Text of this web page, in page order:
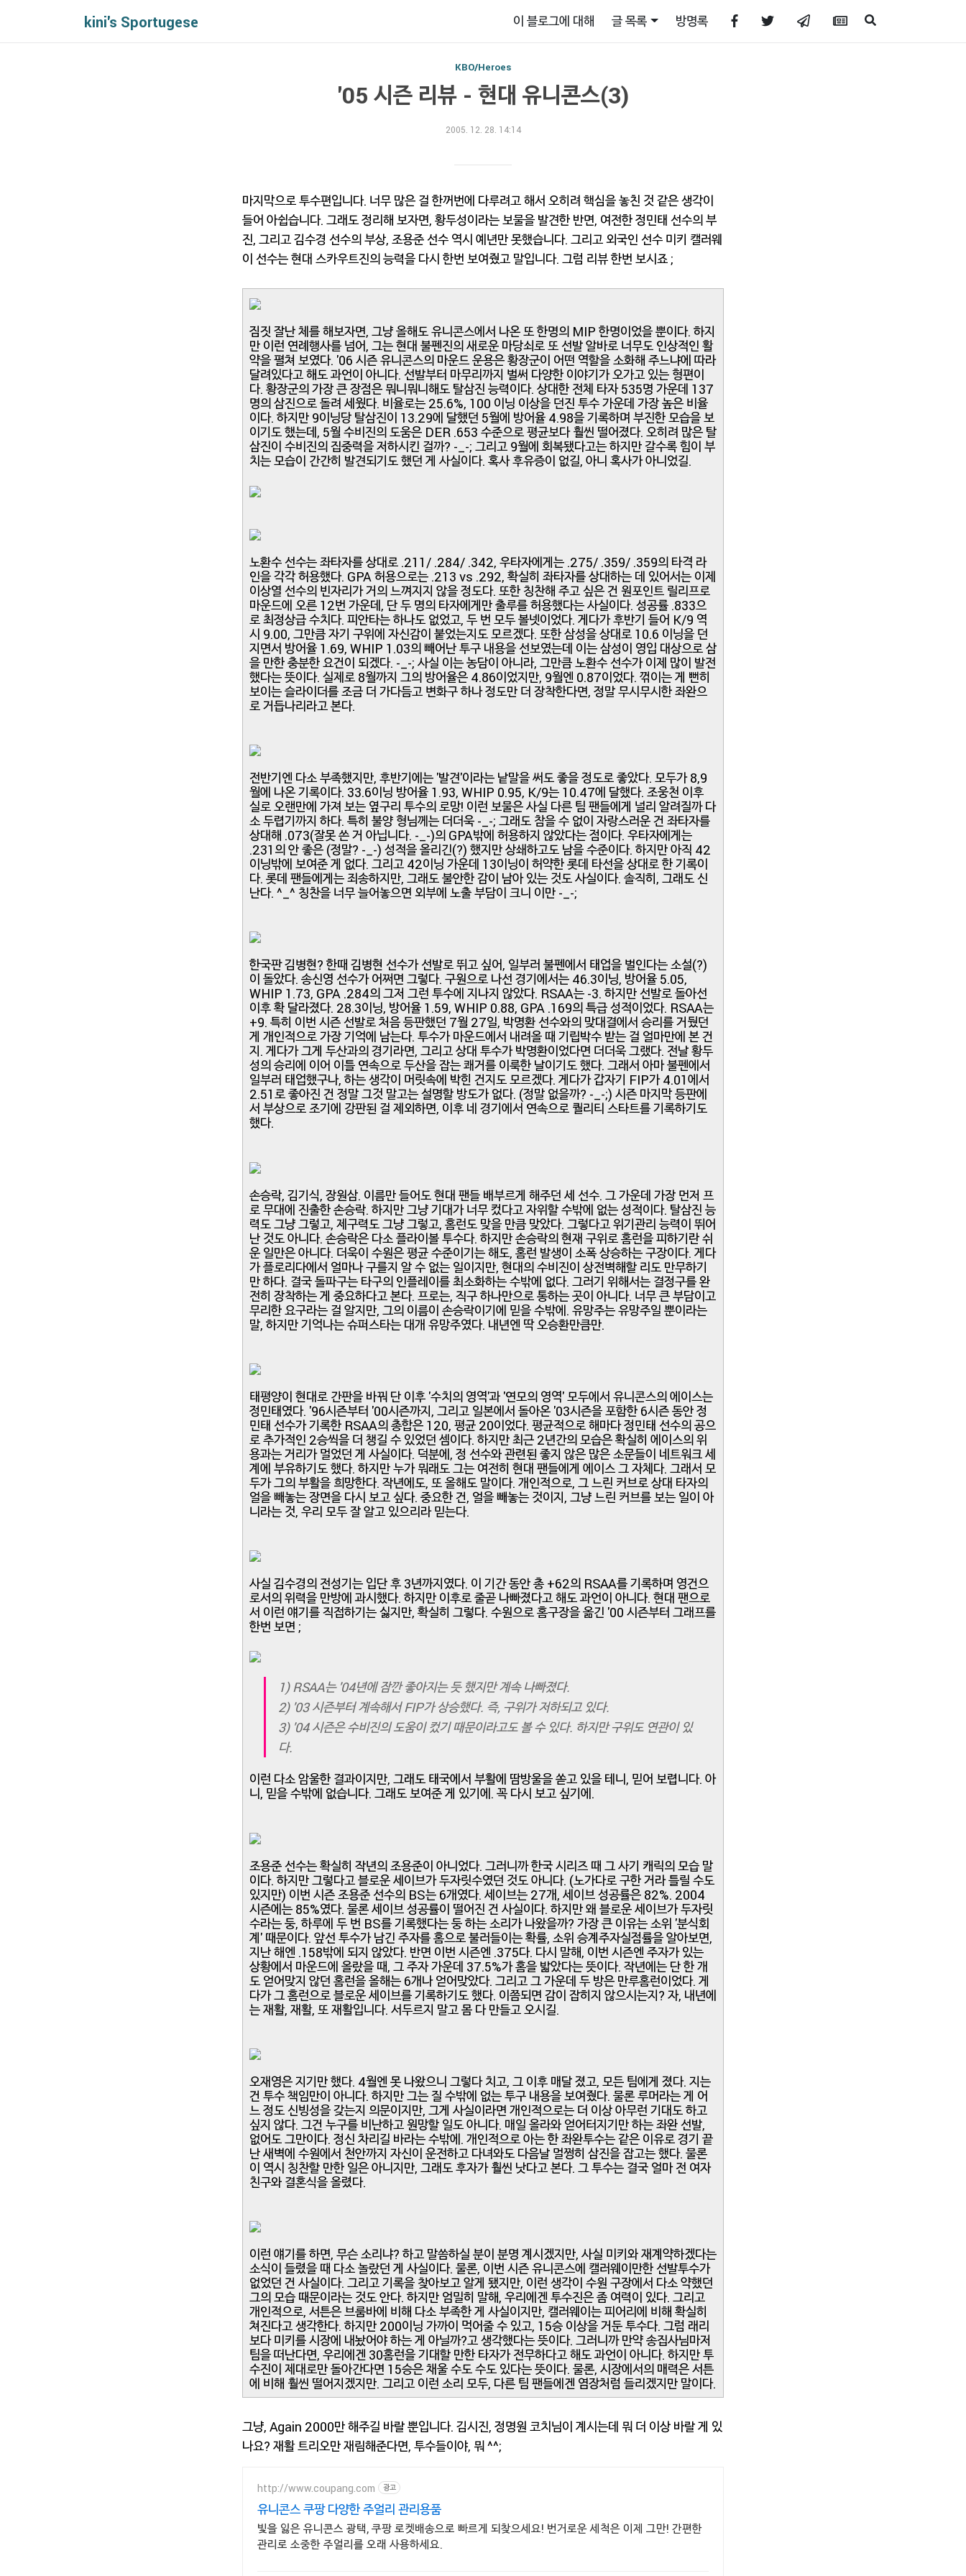
kini's Sportugese 이 블로그에 대해 글 목록 방명록
KBO/Heroes
'05 시즌 리뷰 - 현대 유니콘스(3)
2005. 12. 28. 14:14
마지막으로 투수편입니다. 너무 많은 걸 한꺼번에 다루려고 해서 오히려 핵심을 놓친 것 같은 생각이
들어 아쉽습니다. 그래도 정리해 보자면, 황두성이라는 보물을 발견한 반면, 여전한 정민태 선수의 부
진, 그리고 김수경 선수의 부상, 조용준 선수 역시 예년만 못했습니다. 그리고 외국인 선수 미키 캘러웨
이 선수는 현대 스카우트진의 능력을 다시 한번 보여줬고 말입니다. 그럼 리뷰 한번 보시죠 ;
짐짓 잘난 체를 해보자면, 그냥 올해도 유니콘스에서 나온 또 한명의 MIP 한명이었을 뿐이다. 하지
만 이런 연례행사를 넘어, 그는 현대 불펜진의 새로운 마당쇠로 또 선발 알바로 너무도 인상적인 활
약을 펼쳐 보였다. '06 시즌 유니콘스의 마운드 운용은 황장군이 어떤 역할을 소화해 주느냐에 따라
달려있다고 해도 과언이 아니다. 선발부터 마무리까지 벌써 다양한 이야기가 오가고 있는 형편이
다. 황장군의 가장 큰 장점은 뭐니뭐니해도 탈삼진 능력이다. 상대한 전체 타자 535명 가운데 137
명의 삼진으로 돌려 세웠다. 비율로는 25.6%, 100 이닝 이상을 던진 투수 가운데 가장 높은 비율
이다. 하지만 9이닝당 탈삼진이 13.29에 달했던 5월에 방어율 4.98을 기록하며 부진한 모습을 보
이기도 했는데, 5월 수비진의 도움은 DER .653 수준으로 평균보다 훨씬 떨어졌다. 오히려 많은 탈
삼진이 수비진의 집중력을 저하시킨 걸까? -_-; 그리고 9월에 회복됐다고는 하지만 갈수록 힘이 부
치는 모습이 간간히 발견되기도 했던 게 사실이다. 혹사 후유증이 없길, 아니 혹사가 아니었길.
노환수 선수는 좌타자를 상대로 .211/ .284/ .342, 우타자에게는 .275/ .359/ .359의 타격 라
인을 각각 허용했다. GPA 허용으로는 .213 vs .292, 확실히 좌타자를 상대하는 데 있어서는 이제
이상열 선수의 빈자리가 거의 느껴지지 않을 정도다. 또한 칭찬해 주고 싶은 건 원포인트 릴리프로
마운드에 오른 12번 가운데, 단 두 명의 타자에게만 출루를 허용했다는 사실이다. 성공률 .833으
로 최정상급 수치다. 피안타는 하나도 없었고, 두 번 모두 볼넷이었다. 게다가 후반기 들어 K/9 역
시 9.00, 그만큼 자기 구위에 자신감이 붙었는지도 모르겠다. 또한 삼성을 상대로 10.6 이닝을 던
지면서 방어율 1.69, WHIP 1.03의 빼어난 투구 내용을 선보였는데 이는 삼성이 영입 대상으로 삼
을 만한 충분한 요건이 되겠다. -_-; 사실 이는 농담이 아니라, 그만큼 노환수 선수가 이제 많이 발전
했다는 뜻이다. 실제로 8월까지 그의 방어율은 4.86이었지만, 9월엔 0.87이었다. 꺾이는 게 뻔히
보이는 슬라이더를 조금 더 가다듬고 변화구 하나 정도만 더 장착한다면, 정말 무시무시한 좌완으
로 거듭나리라고 본다.
전반기엔 다소 부족했지만, 후반기에는 '발견'이라는 낱말을 써도 좋을 정도로 좋았다. 모두가 8,9
월에 나온 기록이다. 33.6이닝 방어율 1.93, WHIP 0.95, K/9는 10.47에 달했다. 조웅천 이후
실로 오랜만에 가져 보는 옆구리 투수의 로망! 이런 보물은 사실 다른 팀 팬들에게 널리 알려질까 다
소 두렵기까지 하다. 특히 불양 형님께는 더더욱 -_-; 그래도 참을 수 없이 자랑스러운 건 좌타자를
상대해 .073(잘못 쓴 거 아닙니다. -_-)의 GPA밖에 허용하지 않았다는 점이다. 우타자에게는
.231의 안 좋은 (정말? -_-) 성적을 올리긴(?) 했지만 상쇄하고도 남을 수준이다. 하지만 아직 42
이닝밖에 보여준 게 없다. 그리고 42이닝 가운데 13이닝이 허약한 롯데 타선을 상대로 한 기록이
다. 롯데 팬들에게는 죄송하지만, 그래도 불안한 감이 남아 있는 것도 사실이다. 솔직히, 그래도 신
난다. ^_^ 칭찬을 너무 늘어놓으면 외부에 노출 부담이 크니 이만 -_-;
한국판 김병현? 한때 김병현 선수가 선발로 뛰고 싶어, 일부러 불펜에서 태업을 벌인다는 소설(?)
이 돌았다. 송신영 선수가 어쩌면 그렇다. 구원으로 나선 경기에서는 46.3이닝, 방어율 5.05,
WHIP 1.73, GPA .284의 그저 그런 투수에 지나지 않았다. RSAA는 -3. 하지만 선발로 돌아선
이후 확 달라졌다. 28.3이닝, 방어율 1.59, WHIP 0.88, GPA .169의 특급 성적이었다. RSAA는
+9. 특히 이번 시즌 선발로 처음 등판했던 7월 27일, 박명환 선수와의 맞대결에서 승리를 거뒀던
게 개인적으로 가장 기억에 남는다. 투수가 마운드에서 내려올 때 기립박수 받는 걸 얼마만에 본 건
지. 게다가 그게 두산과의 경기라면, 그리고 상대 투수가 박명환이었다면 더더욱 그랬다. 전날 황두
성의 승리에 이어 이틀 연속으로 두산을 잡는 쾌거를 이룩한 날이기도 했다. 그래서 아마 불펜에서
일부러 태업했구나, 하는 생각이 머릿속에 박힌 건지도 모르겠다. 게다가 갑자기 FIP가 4.01에서
2.51로 좋아진 건 정말 그것 말고는 설명할 방도가 없다. (정말 없을까? -_-;) 시즌 마지막 등판에
서 부상으로 조기에 강판된 걸 제외하면, 이후 네 경기에서 연속으로 퀄리티 스타트를 기록하기도
했다.
손승락, 김기식, 장원삼. 이름만 들어도 현대 팬들 배부르게 해주던 세 선수. 그 가운데 가장 먼저 프
로 무대에 진출한 손승락. 하지만 그냥 기대가 너무 컸다고 자위할 수밖에 없는 성적이다. 탈삼진 능
력도 그냥 그렇고, 제구력도 그냥 그렇고, 홈런도 맞을 만큼 맞았다. 그렇다고 위기관리 능력이 뛰어
난 것도 아니다. 손승락은 다소 플라이볼 투수다. 하지만 손승락의 현재 구위로 홈런을 피하기란 쉬
운 일만은 아니다. 더욱이 수원은 평균 수준이기는 해도, 홈런 발생이 소폭 상승하는 구장이다. 게다
가 플로리다에서 얼마나 구를지 알 수 없는 일이지만, 현대의 수비진이 상전벽해할 리도 만무하기
만 하다. 결국 돌파구는 타구의 인플레이를 최소화하는 수밖에 없다. 그러기 위해서는 결정구를 완
전히 장착하는 게 중요하다고 본다. 프로는, 직구 하나만으로 통하는 곳이 아니다. 너무 큰 부담이고
무리한 요구라는 걸 알지만, 그의 이름이 손승락이기에 믿을 수밖에. 유망주는 유망주일 뿐이라는
말, 하지만 기억나는 슈퍼스타는 대개 유망주였다. 내년엔 딱 오승환만큼만.
태평양이 현대로 간판을 바꿔 단 이후 '수치의 영역'과 '연모의 영역' 모두에서 유니콘스의 에이스는
정민태였다. '96시즌부터 '00시즌까지, 그리고 일본에서 돌아온 '03시즌을 포함한 6시즌 동안 정
민태 선수가 기록한 RSAA의 총합은 120, 평균 20이었다. 평균적으로 해마다 정민태 선수의 공으
로 추가적인 2승씩을 더 챙길 수 있었던 셈이다. 하지만 최근 2년간의 모습은 확실히 에이스의 위
용과는 거리가 멀었던 게 사실이다. 덕분에, 정 선수와 관련된 좋지 않은 많은 소문들이 네트워크 세
계에 부유하기도 했다. 하지만 누가 뭐래도 그는 여전히 현대 팬들에게 에이스 그 자체다. 그래서 모
두가 그의 부활을 희망한다. 작년에도, 또 올해도 말이다. 개인적으로, 그 느린 커브로 상대 타자의
얼을 빼놓는 장면을 다시 보고 싶다. 중요한 건, 얼을 빼놓는 것이지, 그냥 느린 커브를 보는 일이 아
니라는 것, 우리 모두 잘 알고 있으리라 믿는다.
사실 김수경의 전성기는 입단 후 3년까지였다. 이 기간 동안 총 +62의 RSAA를 기록하며 영건으
로서의 위력을 만방에 과시했다. 하지만 이후로 줄곧 나빠졌다고 해도 과언이 아니다. 현대 팬으로
서 이런 얘기를 직접하기는 싫지만, 확실히 그렇다. 수원으로 홈구장을 옮긴 '00 시즌부터 그래프를
한번 보면 ;
1) RSAA는 '04년에 잠깐 좋아지는 듯 했지만 계속 나빠졌다.
2) '03 시즌부터 계속해서 FIP가 상승했다. 즉, 구위가 저하되고 있다.
3) '04 시즌은 수비진의 도움이 컸기 때문이라고도 볼 수 있다. 하지만 구위도 연관이 있
다.
이런 다소 암울한 결과이지만, 그래도 태국에서 부활에 땀방울을 쏟고 있을 테니, 믿어 보렵니다. 아
니, 믿을 수밖에 없습니다. 그래도 보여준 게 있기에. 꼭 다시 보고 싶기에.
조용준 선수는 확실히 작년의 조용준이 아니었다. 그러니까 한국 시리즈 때 그 사기 캐릭의 모습 말
이다. 하지만 그렇다고 블로운 세이브가 두자릿수였던 것도 아니다. (노가다로 구한 거라 틀릴 수도
있지만) 이번 시즌 조용준 선수의 BS는 6개였다. 세이브는 27개, 세이브 성공률은 82%. 2004
시즌에는 85%였다. 물론 세이브 성공률이 떨어진 건 사실이다. 하지만 왜 블로운 세이브가 두자릿
수라는 둥, 하루에 두 번 BS를 기록했다는 둥 하는 소리가 나왔을까? 가장 큰 이유는 소위 '분식회
계' 때문이다. 앞선 투수가 남긴 주자를 홈으로 불러들이는 확률, 소위 승계주자실점률을 알아보면,
지난 해엔 .158밖에 되지 않았다. 반면 이번 시즌엔 .375다. 다시 말해, 이번 시즌엔 주자가 있는
상황에서 마운드에 올랐을 때, 그 주자 가운데 37.5%가 홈을 밟았다는 뜻이다. 작년에는 단 한 개
도 얻어맞지 않던 홈런을 올해는 6개나 얻어맞았다. 그리고 그 가운데 두 방은 만루홈런이었다. 게
다가 그 홈런으로 블로운 세이브를 기록하기도 했다. 이쯤되면 감이 잡히지 않으시는지? 자, 내년에
는 재활, 재활, 또 재활입니다. 서두르지 말고 몸 다 만들고 오시길.
오재영은 지기만 했다. 4월엔 못 나왔으니 그렇다 치고, 그 이후 매달 졌고, 모든 팀에게 졌다. 지는
건 투수 책임만이 아니다. 하지만 그는 질 수밖에 없는 투구 내용을 보여줬다. 물론 루머라는 게 어
느 정도 신빙성을 갖는지 의문이지만, 그게 사실이라면 개인적으로는 더 이상 아무런 기대도 하고
싶지 않다. 그건 누구를 비난하고 원망할 일도 아니다. 매일 올라와 얻어터지기만 하는 좌완 선발,
없어도 그만이다. 정신 차리길 바라는 수밖에. 개인적으로 아는 한 좌완투수는 같은 이유로 경기 끝
난 새벽에 수원에서 천안까지 자신이 운전하고 다녀와도 다음날 멀쩡히 삼진을 잡고는 했다. 물론
이 역시 칭찬할 만한 일은 아니지만, 그래도 후자가 훨씬 낫다고 본다. 그 투수는 결국 얼마 전 여자
친구와 결혼식을 올렸다.
이런 얘기를 하면, 무슨 소리냐? 하고 말씀하실 분이 분명 계시겠지만, 사실 미키와 재계약하겠다는
소식이 들렸을 때 다소 놀랐던 게 사실이다. 물론, 이번 시즌 유니콘스에 캘러웨이만한 선발투수가
없었던 건 사실이다. 그리고 기록을 찾아보고 알게 됐지만, 이런 생각이 수원 구장에서 다소 약했던
그의 모습 때문이라는 것도 안다. 하지만 엄밀히 말해, 우리에겐 투수진은 좀 여력이 있다. 그리고
개인적으로, 서튼은 브룸바에 비해 다소 부족한 게 사실이지만, 캘러웨이는 피어리에 비해 확실히
쳐진다고 생각한다. 하지만 200이닝 가까이 먹어줄 수 있고, 15승 이상을 거둔 투수다. 그럼 래리
보다 미키를 시장에 내놨어야 하는 게 아닐까?고 생각했다는 뜻이다. 그러니까 만약 송집사님마저
팀을 떠난다면, 우리에겐 30홈런을 기대할 만한 타자가 전무하다고 해도 과언이 아니다. 하지만 투
수진이 제대로만 돌아간다면 15승은 채울 수도 수도 있다는 뜻이다. 물론, 시장에서의 매력은 서튼
에 비해 훨씬 떨어지겠지만. 그리고 이런 소리 모두, 다른 팀 팬들에겐 염장처럼 들리겠지만 말이다.
그냥, Again 2000만 해주길 바랄 뿐입니다. 김시진, 정명원 코치님이 계시는데 뭐 더 이상 바랄 게 있
나요? 재활 트리오만 재림해준다면, 투수들이야, 뭐 ^^;
http://www.coupang.com 광고
유니콘스 쿠팡 다양한 주얼리 관리용품
빛을 잃은 유니콘스 광택, 쿠팡 로켓배송으로 빠르게 되찾으세요! 번거로운 세척은 이제 그만! 간편한
관리로 소중한 주얼리를 오래 사용하세요.